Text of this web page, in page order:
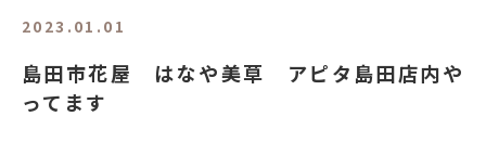
2023.01.01
島田市花屋 はなや美草 アピタ島田店内や
ってます